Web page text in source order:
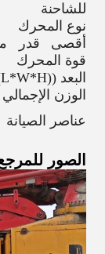
للشاحنة
نوع المحرك
أقصى قدر
قوة المحرك
البعد ((L*W*H)
الوزن الإجمالي
عناصر الصيانة
الصور